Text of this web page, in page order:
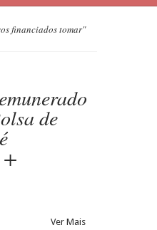
financiados tomar"
de
+
Ver Mais